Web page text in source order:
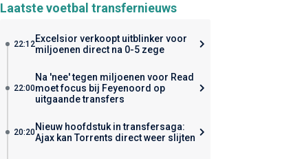
Laatste voetbal transfernieuws
22:12Excelsior verkoopt uitblinker voor
miljoenen direct na 0-5 zege
22:00
Na 'nee' tegen miljoenen voor Read
moet focus bij Feyenoord op
uitgaande transfers
20:20Nieuw hoofdstuk in transfersaga:
Ajax kan Torrents direct weer slijten